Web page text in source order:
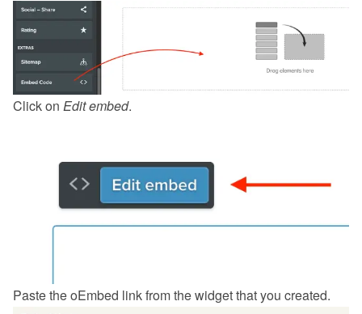
Click on Edit embed.
Paste the oEmbed link from the widget that you created.